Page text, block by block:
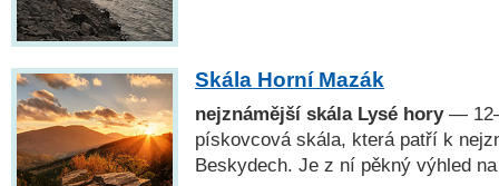
Skála Horní Mazák
nejznámější skála Lysé hory—
pískovcová skála, která patří k
Beskydech. Je z ní pěkný výhled